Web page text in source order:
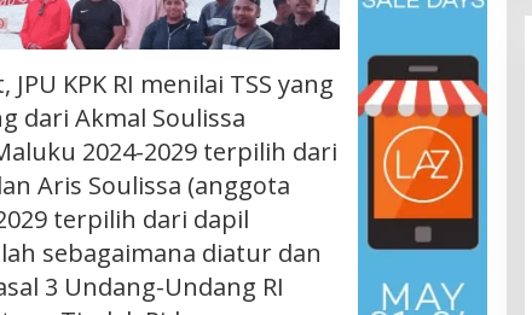
KPK RI menilai TSS yang
dari Akmal Soulissa
2024-2029 terpilih dari
Aris Soulissa (anggota
terpilih dari dapil
sebagaimana diatur dan
3 Undang-Undang RI